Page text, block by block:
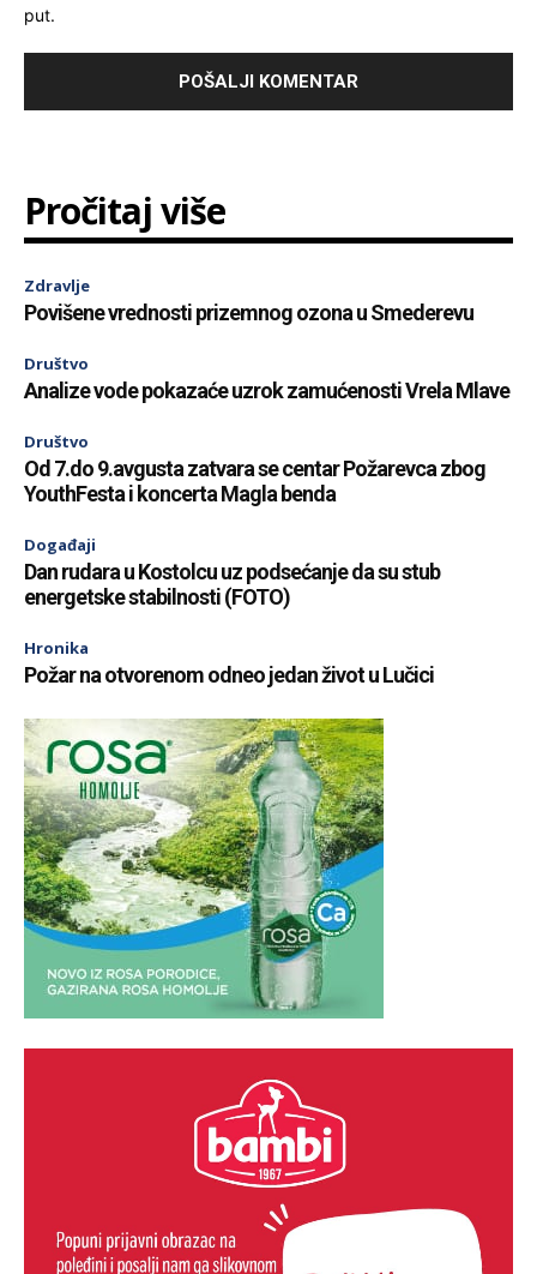
put.
Pročitaj više
Zdravlje
Povišene vrednosti prizemnog ozona u Smederevu
Društvo
Analize vode pokazaće uzrok zamućenosti Vrela Mlave
Društvo
Od 7.do 9.avgusta zatvara se centar Požarevca zbog
YouthFesta i koncerta Magla benda
Događaji
Dan rudara u Kostolcu uz podsećanje da su stub
energetske stabilnosti (FOTO)
Hronika
Požar na otvorenom odneo jedan život u Lučici